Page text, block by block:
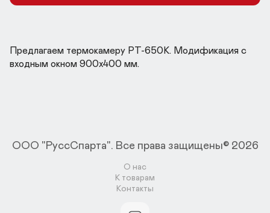
Предлагаем термокамеру РТ-650К. Модификация с
входным окном 900x400 мм.
ООО "РуссСпарта". Все права защищены© 2026
О нас
К товарам
Контакты